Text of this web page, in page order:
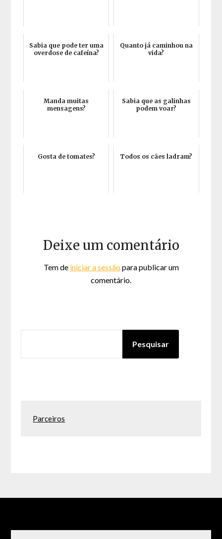
Sabia que pode ter uma
overdose de cafeína?
Quanto já caminhou na
vida?
Manda muitas
mensagens?
Sabia que as galinhas
podem voar?
Gosta de tomates? Todos os cães ladram?
Deixe um comentário
Tem de iniciar a sessão para publicar um
comentário.
Pesquisar
Parceiros